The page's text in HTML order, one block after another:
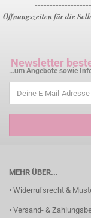
Öffnungszeiten für die
Newsletter
...um Angebote sowie
MEHR ÜBER...
• Widerrufsrecht &
• Versand- &